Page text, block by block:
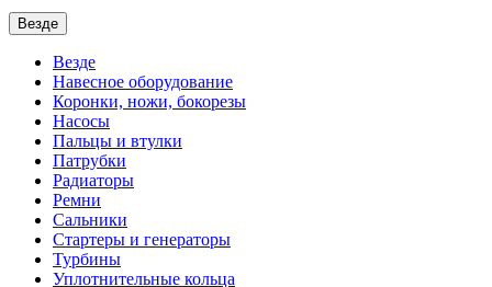
Везде
Везде
Навесное оборудование
Коронки, ножи, бокорезы
Насосы
Пальцы и втулки
Патрубки
Радиаторы
Ремни
Сальники
Стартеры и генераторы
Турбины
Уплотнительные кольца